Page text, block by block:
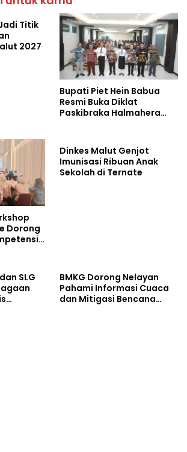
Titik
2027
Bupati Piet Hein Babua
Resmi Buka Diklat
Paskibraka Halmahera
Dorong
Dinkes Malut Genjot
Imunisasi Ribuan Anak
Sekolah di Ternate
SLG
BMKG Dorong Nelayan
Pahami Informasi Cuaca
dan Mitigasi Bencana